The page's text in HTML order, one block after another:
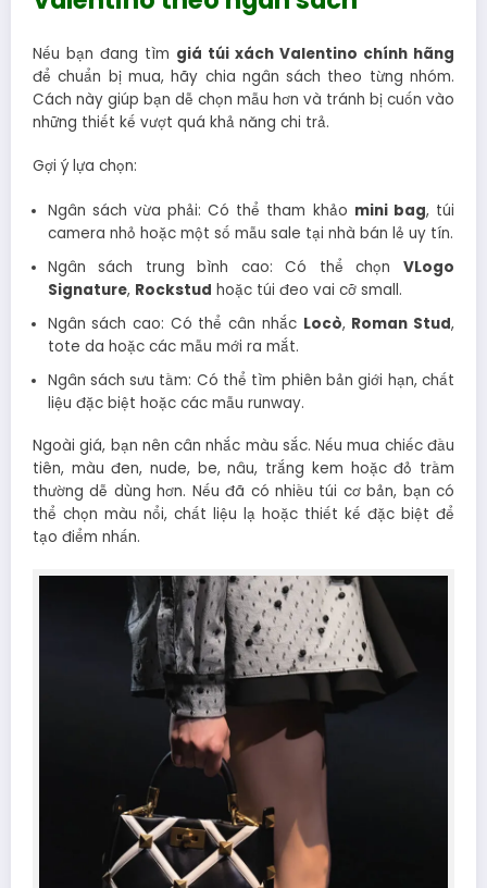
Nếu bạn đang tìm giá túi xách Valentino chính hãng
để chuẩn bị mua, hãy chia ngân sách theo từng nhóm.
Cách này giúp bạn dễ chọn mẫu hơn và tránh bị cuốn vào
những thiết kế vượt quá khả năng chi trả.
Gợi ý lựa chọn:
Ngân sách vừa phải: Có thể tham khảo mini bag, túi
camera nhỏ hoặc một số mẫu sale tại nhà bán lẻ uy tín.
Ngân sách trung bình cao: Có thể chọn VLogo
Signature, Rockstud hoặc túi đeo vai cỡ small.
Ngân sách cao: Có thể cân nhắc Locò, Roman Stud,
tote da hoặc các mẫu mới ra mắt.
Ngân sách sưu tầm: Có thể tìm phiên bản giới hạn, chất
liệu đặc biệt hoặc các mẫu runway.
Ngoài giá, bạn nên cân nhắc màu sắc. Nếu mua chiếc đầu
tiên, màu đen, nude, be, nâu, trắng kem hoặc đỏ trầm
thường dễ dùng hơn. Nếu đã có nhiều túi cơ bản, bạn có
thể chọn màu nổi, chất liệu lạ hoặc thiết kế đặc biệt để
tạo điểm nhấn.